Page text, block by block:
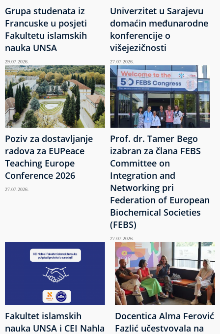
Grupa studenata iz
Francuske u posjeti
Fakultetu islamskih
nauka UNSA
29.07.2026.
Univerzitet u Sarajevu
domaćin međunarodne
konferencije o
višejezičnosti
27.07.2026.
Poziv za dostavljanje
radova za EUPeace
Teaching Europe
Conference 2026
27.07.2026.
Prof. dr. Tamer Bego
izabran za člana FEBS
Committee on
Integration and
Networking pri
Federation of European
Biochemical Societies
(FEBS)
27.07.2026.
Fakultet islamskih
nauka UNSA i CEI Nahla
Docentica Alma Ferović
Fazlić učestvovala na